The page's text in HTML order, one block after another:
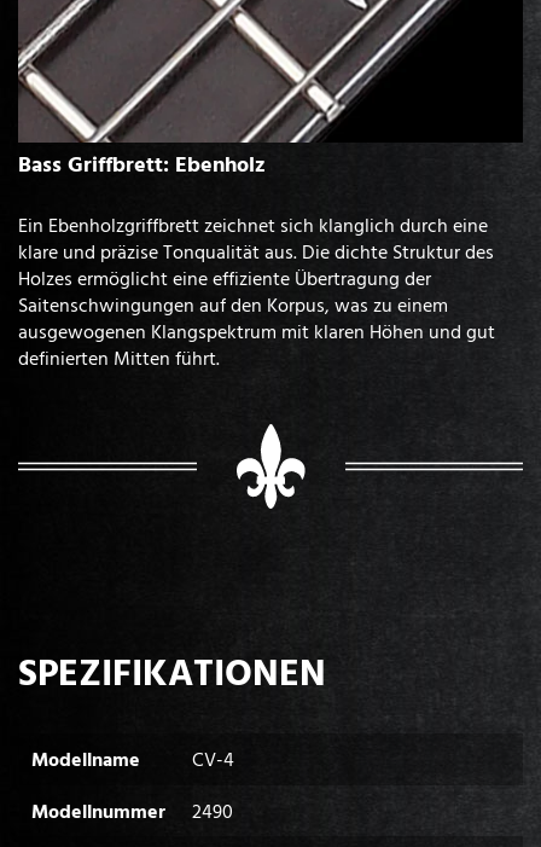
Bass Griffbrett: Ebenholz
Ein Ebenholzgriffbrett zeichnet sich klanglich durch eine
klare und präzise Tonqualität aus. Die dichte Struktur des
Holzes ermöglicht eine effiziente Übertragung der
Saitenschwingungen auf den Korpus, was zu einem
ausgewogenen Klangspektrum mit klaren Höhen und gut
definierten Mitten führt.
SPEZIFIKATIONEN
Modellname
CV-4
Modellnummer
2490